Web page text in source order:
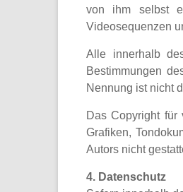
von ihm selbst
Videosequenzen
Alle innerhalb
Bestimmungen
Nennung ist nicht
Das Copyright für
Grafiken,
Autors nicht
4. Datenschutz